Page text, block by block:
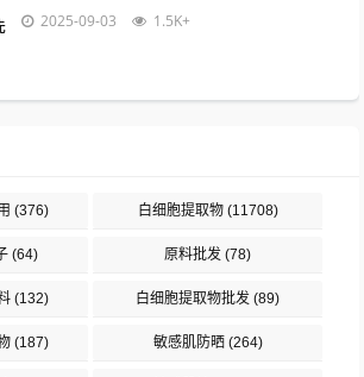
功能，又要最大限度保护脆弱皮肤屏障，数
2025-09-03 1.5K+
(376) 白细胞提取物(11708)
(64) 原料批发 (78)
(132) 白细胞提取物批发 (89)
(187) 敏感肌防晒(264)